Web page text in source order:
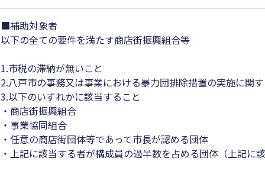
■補助対象者
以下の全ての要件を満たす商店街振興組合等
1.市税の滞納が無いこと
2.八戸市の事務又は事業における暴力団排除措置の実施に関
3.以下のいずれかに該当すること
・商店街振興組合
・事業協同組合
・任意の商店街団体等であって市長が認める団体
・上記に該当する者が構成員の過半数を占める団体（上記に